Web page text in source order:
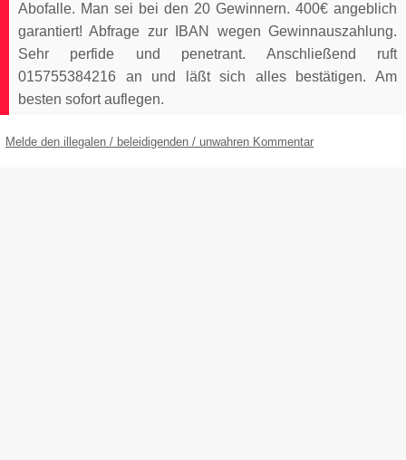
Abofalle. Man sei bei den 20 Gewinnern. 400€ angeblich
garantiert! Abfrage zur IBAN wegen Gewinnauszahlung.
Sehr perfide und penetrant. Anschließend ruft
015755384216 an und läßt sich alles bestätigen. Am
besten sofort auflegen.
Melde den illegalen / beleidigenden / unwahren Kommentar